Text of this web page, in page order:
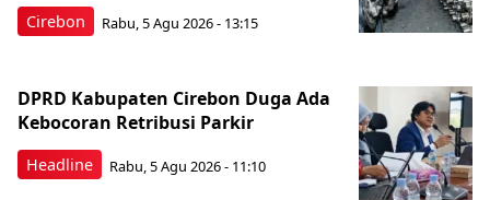
Cirebon Rabu, 5 Agu 2026 - 13:15
Headline
DPRD Kabupaten Cirebon Duga Ada
Kebocoran Retribusi Parkir
Rabu, 5 Agu 2026 - 11:10